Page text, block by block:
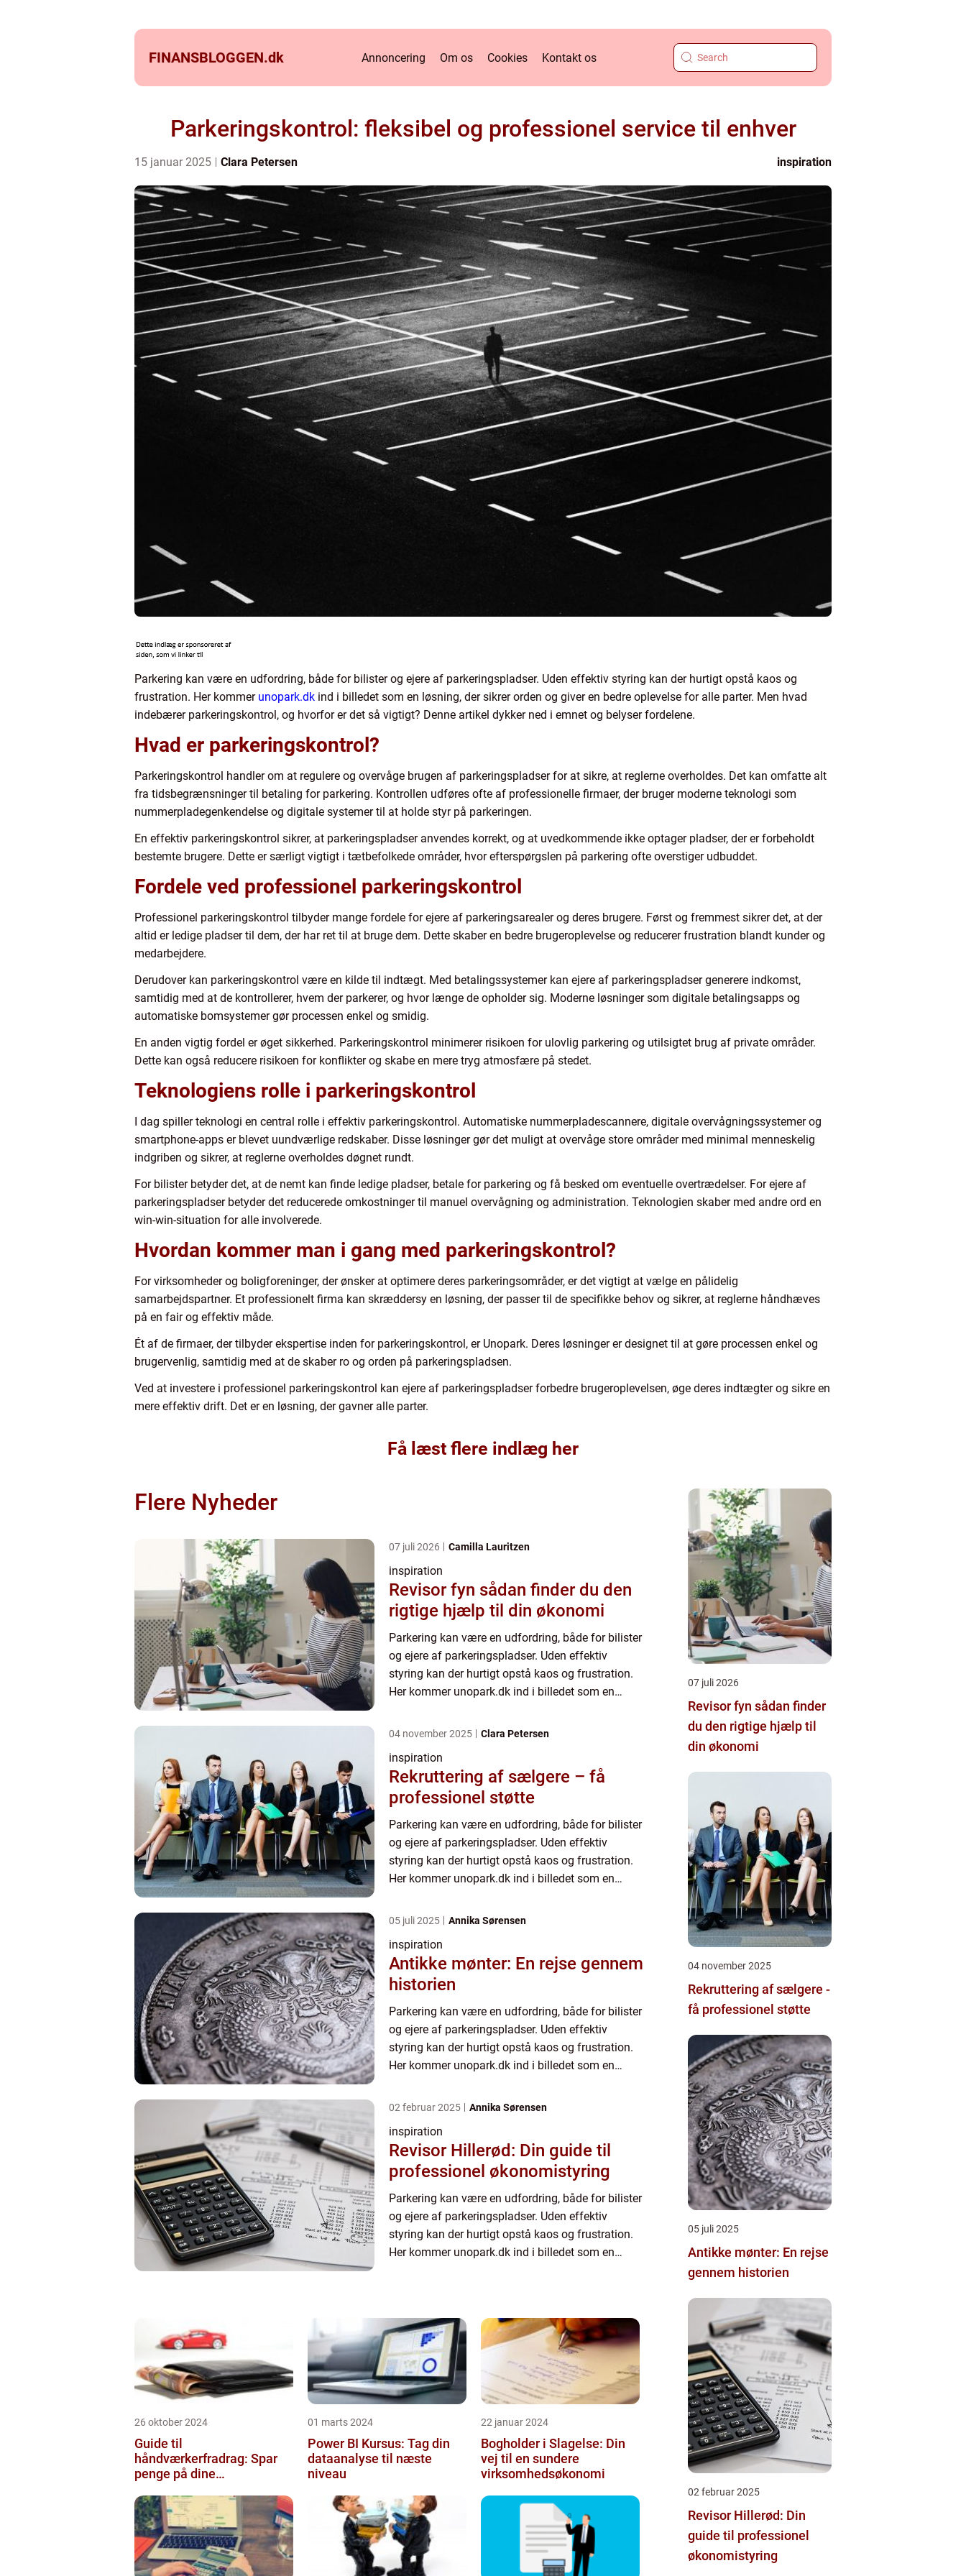
FINANSBLOGGEN.dk Annoncering Om os Cookies Kontakt os
Parkeringskontrol: fleksibel og professionel service til enhver
15 januar 2025 Clara Petersen inspiration
Parkering kan være en udfordring, både for bilister og ejere af parkeringspladser. Uden effektiv styring kan der hurtigt opstå kaos og
frustration. Her kommer unopark.dk ind i billedet som en løsning, der sikrer orden og giver en bedre oplevelse for alle parter. Men hvad
indebærer parkeringskontrol, og hvorfor er det så vigtigt? Denne artikel dykker ned i emnet og belyser fordelene.
Hvad er parkeringskontrol?
Parkeringskontrol handler om at regulere og overvåge brugen af parkeringspladser for at sikre, at reglerne overholdes. Det kan omfatte alt
fra tidsbegrænsninger til betaling for parkering. Kontrollen udføres ofte af professionelle firmaer, der bruger moderne teknologi som
nummerpladegenkendelse og digitale systemer til at holde styr på parkeringen.
En effektiv parkeringskontrol sikrer, at parkeringspladser anvendes korrekt, og at uvedkommende ikke optager pladser, der er forbeholdt
bestemte brugere. Dette er særligt vigtigt i tætbefolkede områder, hvor efterspørgslen på parkering ofte overstiger udbuddet.
Fordele ved professionel parkeringskontrol
Professionel parkeringskontrol tilbyder mange fordele for ejere af parkeringsarealer og deres brugere. Først og fremmest sikrer det, at der
altid er ledige pladser til dem, der har ret til at bruge dem. Dette skaber en bedre brugeroplevelse og reducerer frustration blandt kunder og
medarbejdere.
Derudover kan parkeringskontrol være en kilde til indtægt. Med betalingssystemer kan ejere af parkeringspladser generere indkomst,
samtidig med at de kontrollerer, hvem der parkerer, og hvor længe de opholder sig. Moderne løsninger som digitale betalingsapps og
automatiske bomsystemer gør processen enkel og smidig.
En anden vigtig fordel er øget sikkerhed. Parkeringskontrol minimerer risikoen for ulovlig parkering og utilsigtet brug af private områder.
Dette kan også reducere risikoen for konflikter og skabe en mere tryg atmosfære på stedet.
Teknologiens rolle i parkeringskontrol
I dag spiller teknologi en central rolle i effektiv parkeringskontrol. Automatiske nummerpladescannere, digitale overvågningssystemer og
smartphone-apps er blevet uundværlige redskaber. Disse løsninger gør det muligt at overvåge store områder med minimal menneskelig
indgriben og sikrer, at reglerne overholdes døgnet rundt.
For bilister betyder det, at de nemt kan finde ledige pladser, betale for parkering og få besked om eventuelle overtrædelser. For ejere af
parkeringspladser betyder det reducerede omkostninger til manuel overvågning og administration. Teknologien skaber med andre ord en
win-win-situation for alle involverede.
Hvordan kommer man i gang med parkeringskontrol?
For virksomheder og boligforeninger, der ønsker at optimere deres parkeringsområder, er det vigtigt at vælge en pålidelig
samarbejdspartner. Et professionelt firma kan skræddersy en løsning, der passer til de specifikke behov og sikrer, at reglerne håndhæves
på en fair og effektiv måde.
Ét af de firmaer, der tilbyder ekspertise inden for parkeringskontrol, er Unopark. Deres løsninger er designet til at gøre processen enkel og
brugervenlig, samtidig med at de skaber ro og orden på parkeringspladsen.
Ved at investere i professionel parkeringskontrol kan ejere af parkeringspladser forbedre brugeroplevelsen, øge deres indtægter og sikre en
mere effektiv drift. Det er en løsning, der gavner alle parter.
Få læst flere indlæg her
Flere Nyheder
07 juli 2026 Camilla Lauritzen
inspiration
Revisor fyn sådan finder du den
rigtige hjælp til din økonomi
Parkering kan være en udfordring, både for bilister
og ejere af parkeringspladser. Uden effektiv
styring kan der hurtigt opstå kaos og frustration.
Her kommer unopark.dk ind i billedet som en
04 november 2025 Clara Petersen
inspiration
Rekruttering af sælgere – få
professionel støtte
Parkering kan være en udfordring, både for bilister
og ejere af parkeringspladser. Uden effektiv
styring kan der hurtigt opstå kaos og frustration.
Her kommer unopark.dk ind i billedet som en
05 juli 2025 Annika Sørensen
inspiration
Antikke mønter: En rejse gennem
historien
Parkering kan være en udfordring, både for bilister
og ejere af parkeringspladser. Uden effektiv
styring kan der hurtigt opstå kaos og frustration.
Her kommer unopark.dk ind i billedet som en
02 februar 2025 Annika Sørensen
inspiration
Revisor Hillerød: Din guide til
professionel økonomistyring
Parkering kan være en udfordring, både for bilister
og ejere af parkeringspladser. Uden effektiv
styring kan der hurtigt opstå kaos og frustration.
Her kommer unopark.dk ind i billedet som en
26 oktober 2024
Guide til
håndværkerfradrag: Spar
penge på dine
01 marts 2024
Power BI Kursus: Tag din
dataanalyse til næste
niveau
22 januar 2024
Bogholder i Slagelse: Din
vej til en sundere
virksomhedsøkonomi
07 juli 2026
Revisor fyn sådan finder
du den rigtige hjælp til
din økonomi
04 november 2025
Rekruttering af sælgere -
få professionel støtte
05 juli 2025
Antikke mønter: En rejse
gennem historien
02 februar 2025
Revisor Hillerød: Din
guide til professionel
økonomistyring